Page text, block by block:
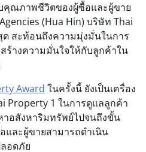
คุณภาพชีวิตของผู้ซื้อและผู้ขาย
(Hua Hin) บริษัท Thai
ด สะท้อนถึงความมุ่งมั่นในการ
างความมั่นใจให้กับลูกค้าใน
Award ในครั้งนี้ ยังเป็นเครื่อง
Property 1 ในการดูแลลูกค้า
อสังหาริมทรัพย์ไปจนถึงขั้น
และผู้ขายสามารถดำเนิน
อดภัย